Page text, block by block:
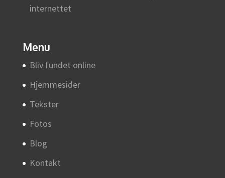
internettet
Menu
Bliv fundet online
Hjemmesider
Tekster
Fotos
Blog
Kontakt